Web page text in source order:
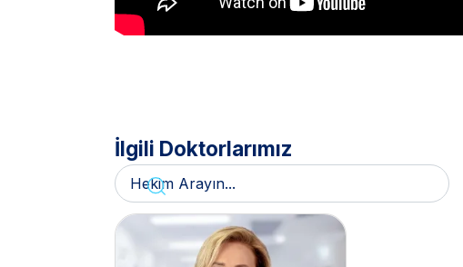
İlgili Doktorlarımız